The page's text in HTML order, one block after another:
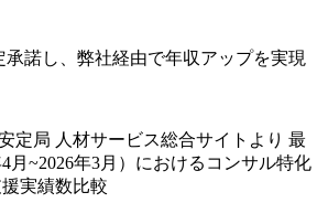
の立ち上げフェーズに関わることが
つコンサル経験者の場合は、自らチ
) シンプレクスの顧客基盤、エンジニ
かた確度の高い事業立ち上げが経験
(金) 19:30〜21:30 (19:20開場) 2026年8
諾し、弊社経由で年収アップを実現
定局 人材サービス総合サイトより 最
月~2026年3月）におけるコンサル特化
実績数比較